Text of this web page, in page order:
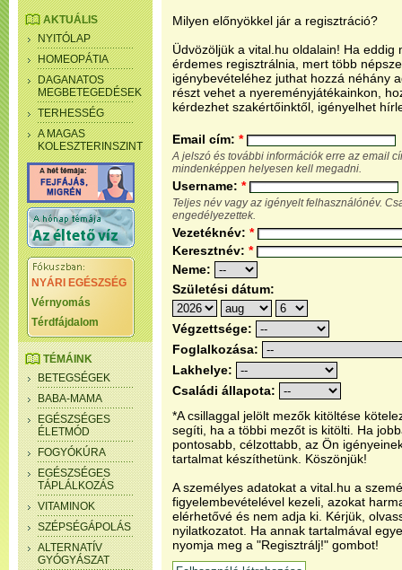
AKTUÁLIS
NYITÓLAP
HOMEOPÁTIA
DAGANATOS
MEGBETEGEDÉSEK
TERHESSÉG
A MAGAS
KOLESZTERINSZINT
NYÁRI EGÉSZSÉG
Vérnyomás
Térdfájdalom
TÉMÁINK
BETEGSÉGEK
BABA-MAMA
EGÉSZSÉGES
ÉLETMÓD
FOGYÓKÚRA
EGÉSZSÉGES
TÁPLÁLKOZÁS
VITAMINOK
SZÉPSÉGÁPOLÁS
ALTERNATÍV
GYÓGYÁSZAT
Milyen előnyökkel jár a regisztráció?
Üdvözöljük a vital.hu oldalain! Ha eddig
érdemes regisztrálnia, mert több
igénybevételéhez juthat hozzá néhány
részt vehet a nyereményjátékainkon,
kérdezhet szakértőinktől, igényelhet
Email cím: *
A jelszó és további információk erre az email
mindenképpen helyesen kell megadni.
Username: *
Teljes név vagy az igényelt felhasználónév.
engedélyezettek.
Vezetéknév: *
Keresztnév: *
Neme:
Születési dátum:
Végzettsége:
Foglalkozása:
Lakhelye:
Családi állapota:
*A csillaggal jelölt mezők kitöltése
segíti, ha a többi mezőt is kitölti. Ha
pontosabb, célzottabb, az Ön
tartalmat készíthetünk. Köszönjük!
A személyes adatokat a vital.hu a
figyelembevételével kezeli, azokat
elérhetővé és nem adja ki. Kérjük,
nyilatkozatot. Ha annak tartalmával
nyomja meg a "Regisztrálj!" gombot!